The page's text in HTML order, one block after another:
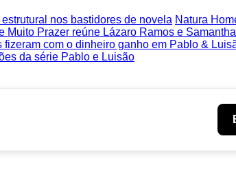
nos bastidores de novela Natura
Muito Prazer reúne Lázaro Ramos e
com o dinheiro ganho em Pablo &
da série Pablo e Luisão